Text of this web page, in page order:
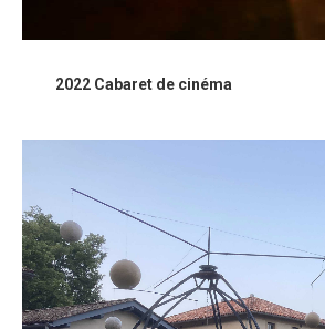
2022 Cabaret de cinéma